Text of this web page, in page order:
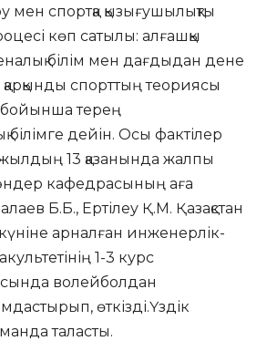
спортқа қызығушылықты
көп сатылы: алғашқы
білім мен дағдыдан дене
спорттың теориясы
бойынша терең
білімге дейін. Осы фактілер
13 қазанында жалпы
кафедрасының аға
Б.Б., Ертілеу Қ.М. Қазақстан
арналған инженерлік-
1-3 курс
волейболдан
өткізді.Үздік
таласты.